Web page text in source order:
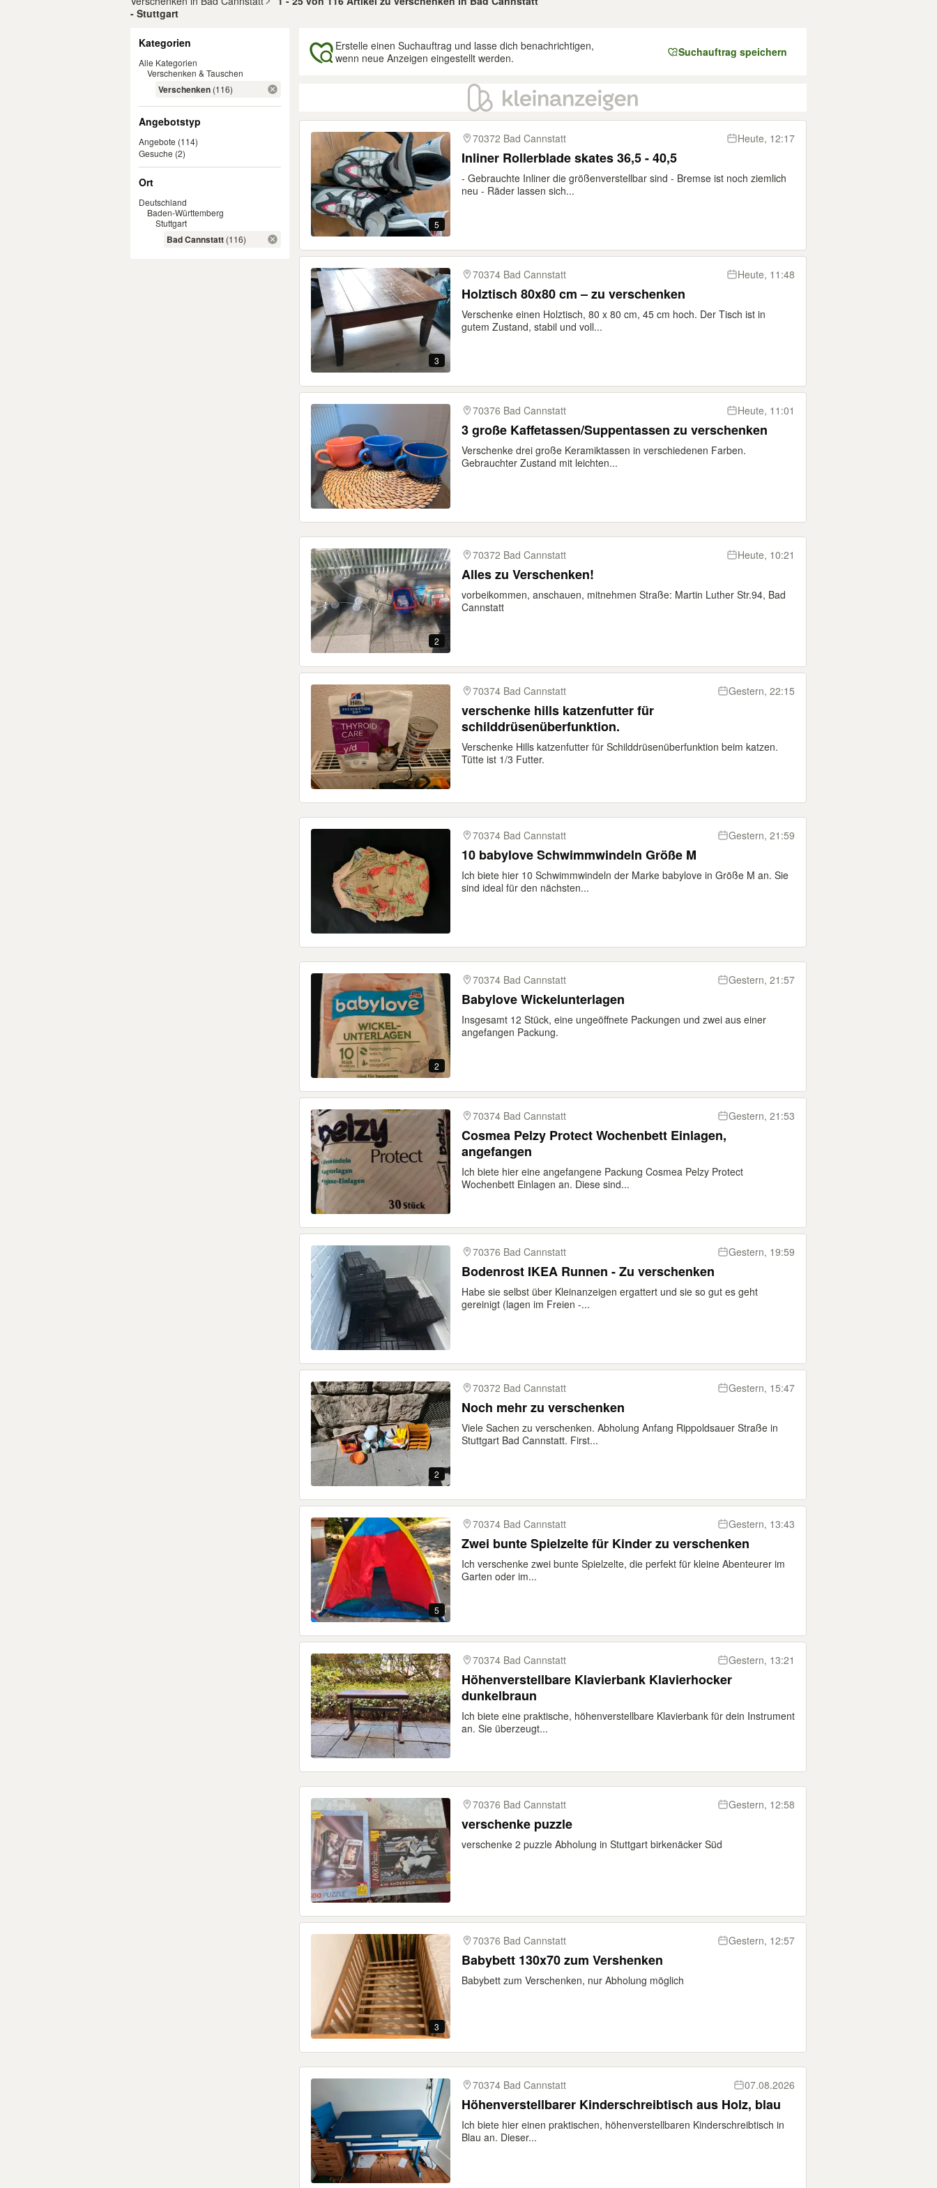
- Stuttgart
Kategorien
Alle Kategorien
Verschenken & Tauschen
Verschenken (116)
Angebotstyp
Angebote (114)
Gesuche (2)
Ort
Deutschland
Baden-Württemberg
Stuttgart
Bad Cannstatt (116)
Erstelle einen Suchauftrag und lasse dich benachrichtigen,
wenn neue Anzeigen eingestellt werden.
Suchauftrag speichern
Ergebnisse
5
70372 Bad Cannstatt Heute, 12:17
Inliner Rollerblade skates 36,5 - 40,5
- Gebrauchte Inliner die größenverstellbar sind - Bremse ist noch ziemlich
neu - Räder lassen sich...
3
70374 Bad Cannstatt Heute, 11:48
Holztisch 80x80 cm – zu verschenken
Verschenke einen Holztisch, 80 x 80 cm, 45 cm hoch. Der Tisch ist in
gutem Zustand, stabil und voll...
70376 Bad Cannstatt Heute, 11:01
3 große Kaffetassen/Suppentassen zu verschenken
Verschenke drei große Keramiktassen in verschiedenen Farben.
Gebrauchter Zustand mit leichten...
2
70372 Bad Cannstatt Heute, 10:21
Alles zu Verschenken!
vorbeikommen, anschauen, mitnehmen Straße: Martin Luther Str.94, Bad
Cannstatt
70374 Bad Cannstatt Gestern, 22:15
verschenke hills katzenfutter für
schilddrüsenüberfunktion.
Verschenke Hills katzenfutter für Schilddrüsenüberfunktion beim katzen.
Tütte ist 1/3 Futter.
70374 Bad Cannstatt Gestern, 21:59
10 babylove Schwimmwindeln Größe M
Ich biete hier 10 Schwimmwindeln der Marke babylove in Größe M an. Sie
sind ideal für den nächsten...
2
70374 Bad Cannstatt Gestern, 21:57
Babylove Wickelunterlagen
Insgesamt 12 Stück, eine ungeöffnete Packungen und zwei aus einer
angefangen Packung.
70374 Bad Cannstatt Gestern, 21:53
Cosmea Pelzy Protect Wochenbett Einlagen,
angefangen
Ich biete hier eine angefangene Packung Cosmea Pelzy Protect
Wochenbett Einlagen an. Diese sind...
70376 Bad Cannstatt Gestern, 19:59
Bodenrost IKEA Runnen - Zu verschenken
Habe sie selbst über Kleinanzeigen ergattert und sie so gut es geht
gereinigt (lagen im Freien -...
2
70372 Bad Cannstatt Gestern, 15:47
Noch mehr zu verschenken
Viele Sachen zu verschenken. Abholung Anfang Rippoldsauer Straße in
Stuttgart Bad Cannstatt. First...
5
70374 Bad Cannstatt Gestern, 13:43
Zwei bunte Spielzelte für Kinder zu verschenken
Ich verschenke zwei bunte Spielzelte, die perfekt für kleine Abenteurer im
Garten oder im...
70374 Bad Cannstatt Gestern, 13:21
Höhenverstellbare Klavierbank Klavierhocker
dunkelbraun
Ich biete eine praktische, höhenverstellbare Klavierbank für dein Instrument
an. Sie überzeugt...
70376 Bad Cannstatt Gestern, 12:58
verschenke puzzle
verschenke 2 puzzle Abholung in Stuttgart birkenäcker Süd
3
70376 Bad Cannstatt Gestern, 12:57
Babybett 130x70 zum Vershenken
Babybett zum Verschenken, nur Abholung möglich
70374 Bad Cannstatt 07.08.2026
Höhenverstellbarer Kinderschreibtisch aus Holz, blau
Ich biete hier einen praktischen, höhenverstellbaren Kinderschreibtisch in
Blau an. Dieser...